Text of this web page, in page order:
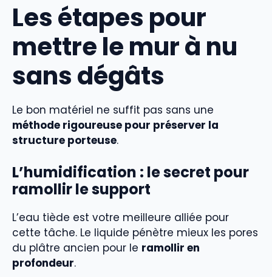
Les étapes pour
mettre le mur à nu
sans dégâts
Le bon matériel ne suffit pas sans une
méthode rigoureuse pour préserver la
structure porteuse.
L’humidification : le secret pour
ramollir le support
L’eau tiède est votre meilleure alliée pour
cette tâche. Le liquide pénètre mieux les pores
du plâtre ancien pour le ramollir en
profondeur.